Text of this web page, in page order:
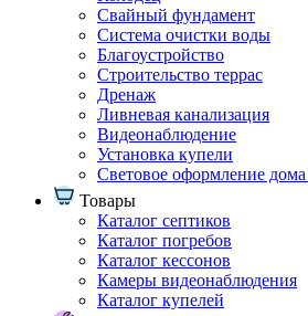
Свайный фундамент
Система очистки воды
Благоустройство
Строительство террас
Дренаж
Ливневая канализация
Видеонаблюдение
Установка купели
Световое оформление дома
Товары
Каталог септиков
Каталог погребов
Каталог кессонов
Камеры видеонаблюдения
Каталог купелей